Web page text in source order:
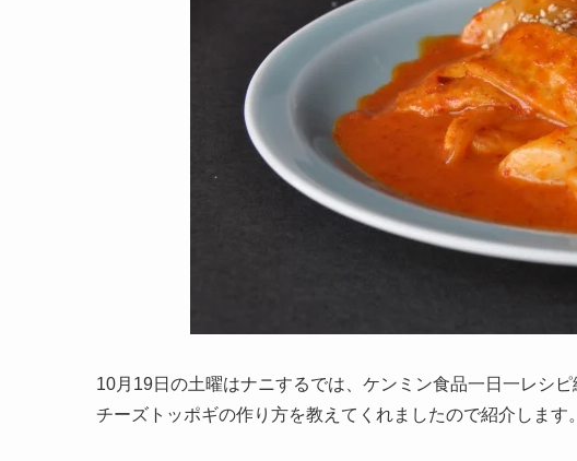
10月19日の土曜はナニするでは、ケンミン食品一日一レシ
チーズトッポギの作り方を教えてくれましたので紹介します。